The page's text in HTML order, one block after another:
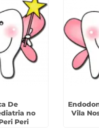
De
no
Peri
Vila